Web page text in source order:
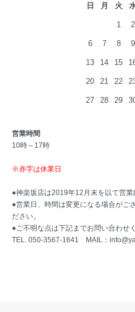
日 月 火
1 2
6 7 8 9
13 14 15
20 21 22
27 28 29
営業時間
10時～17時
※赤字は休業日
●神楽坂店は2019年12月末を以て営業
●営業日、時間は変更になる場合がご
ださい。
●ご不明な点は下記までお問い合わせ
TEL. 050-3567-1641 MAIL：